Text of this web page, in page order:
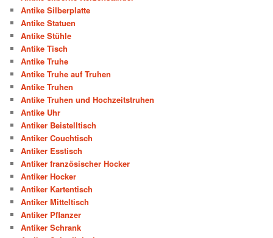
Antike Silberplatte
Antike Statuen
Antike Stühle
Antike Tisch
Antike Truhe
Antike Truhe auf Truhen
Antike Truhen
Antike Truhen und Hochzeitstruhen
Antike Uhr
Antiker Beistelltisch
Antiker Couchtisch
Antiker Esstisch
Antiker französischer Hocker
Antiker Hocker
Antiker Kartentisch
Antiker Mitteltisch
Antiker Pflanzer
Antiker Schrank